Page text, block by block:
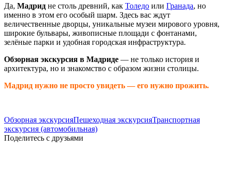
Да, Мадрид не столь древний, как Толедо или Гранада, но
именно в этом его особый шарм. Здесь вас ждут
величественные дворцы, уникальные музеи мирового уровня,
широкие бульвары, живописные площади с фонтанами,
зелёные парки и удобная городская инфраструктура.
Обзорная экскурсия в Мадриде — не только история и
архитектура, но и знакомство с образом жизни столицы.
Мадрид нужно не просто увидеть — его нужно прожить.
Обзорная экскурсияПешеходная экскурсияТранспортная
экскурсия (автомобильная)
Поделитесь с друзьями